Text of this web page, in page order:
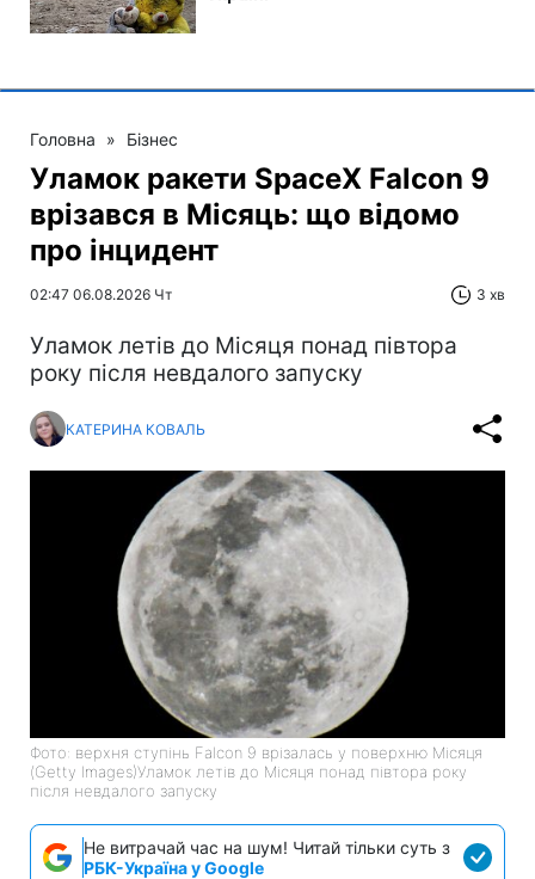
Головна » Бізнес
Уламок ракети SpaceX Falcon 9
врізався в Місяць: що відомо
про інцидент
02:47 06.08.2026 Чт 3 хв
Уламок летів до Місяця понад півтора
року після невдалого запуску
КАТЕРИНА КОВАЛЬ
Фото: верхня ступінь Falcon 9 врізалась у поверхню Місяця
(Getty Images)Уламок летів до Місяця понад півтора року
після невдалого запуску
Не витрачай час на шум! Читай тільки суть з
РБК-Україна у Google